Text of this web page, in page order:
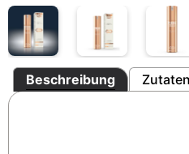
Beschreibung Zutaten